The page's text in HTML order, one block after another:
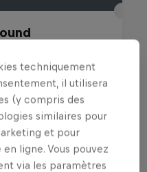
techniquement
il utilisera
(y compris des
similaires pour
et pour
ligne. Vous pouvez
via les paramètres